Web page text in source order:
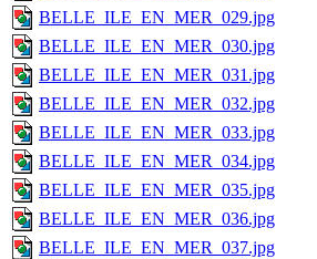
BELLE_ILE_EN_MER_029.jpg
BELLE_ILE_EN_MER_030.jpg
BELLE_ILE_EN_MER_031.jpg
BELLE_ILE_EN_MER_032.jpg
BELLE_ILE_EN_MER_033.jpg
BELLE_ILE_EN_MER_034.jpg
BELLE_ILE_EN_MER_035.jpg
BELLE_ILE_EN_MER_036.jpg
BELLE_ILE_EN_MER_037.jpg